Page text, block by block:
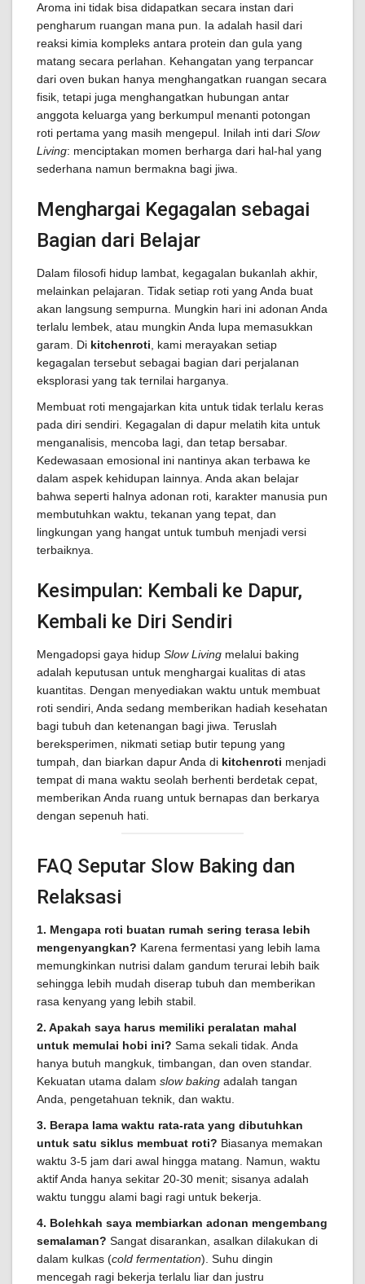
Aroma ini tidak bisa didapatkan secara instan dari
pengharum ruangan mana pun. Ia adalah hasil dari
reaksi kimia kompleks antara protein dan gula yang
matang secara perlahan. Kehangatan yang terpancar
dari oven bukan hanya menghangatkan ruangan secara
fisik, tetapi juga menghangatkan hubungan antar
anggota keluarga yang berkumpul menanti potongan
roti pertama yang masih mengepul. Inilah inti dari Slow
Living: menciptakan momen berharga dari hal-hal yang
sederhana namun bermakna bagi jiwa.
Menghargai Kegagalan sebagai
Bagian dari Belajar
Dalam filosofi hidup lambat, kegagalan bukanlah akhir,
melainkan pelajaran. Tidak setiap roti yang Anda buat
akan langsung sempurna. Mungkin hari ini adonan Anda
terlalu lembek, atau mungkin Anda lupa memasukkan
garam. Di kitchenroti , kami merayakan setiap
kegagalan tersebut sebagai bagian dari perjalanan
eksplorasi yang tak ternilai harganya.
Membuat roti mengajarkan kita untuk tidak terlalu keras
pada diri sendiri. Kegagalan di dapur melatih kita untuk
menganalisis, mencoba lagi, dan tetap bersabar.
Kedewasaan emosional ini nantinya akan terbawa ke
dalam aspek kehidupan lainnya. Anda akan belajar
bahwa seperti halnya adonan roti, karakter manusia pun
membutuhkan waktu, tekanan yang tepat, dan
lingkungan yang hangat untuk tumbuh menjadi versi
terbaiknya.
Kesimpulan: Kembali ke Dapur,
Kembali ke Diri Sendiri
Mengadopsi gaya hidup Slow Living melalui baking
adalah keputusan untuk menghargai kualitas di atas
kuantitas. Dengan menyediakan waktu untuk membuat
roti sendiri, Anda sedang memberikan hadiah kesehatan
bagi tubuh dan ketenangan bagi jiwa. Teruslah
bereksperimen, nikmati setiap butir tepung yang
tumpah, dan biarkan dapur Anda di kitchenroti menjadi
tempat di mana waktu seolah berhenti berdetak cepat,
memberikan Anda ruang untuk bernapas dan berkarya
dengan sepenuh hati.
FAQ Seputar Slow Baking dan
Relaksasi
1. Mengapa roti buatan rumah sering terasa lebih
mengenyangkan? Karena fermentasi yang lebih lama
memungkinkan nutrisi dalam gandum terurai lebih baik
sehingga lebih mudah diserap tubuh dan memberikan
rasa kenyang yang lebih stabil.
2. Apakah saya harus memiliki peralatan mahal
untuk memulai hobi ini? Sama sekali tidak. Anda
hanya butuh mangkuk, timbangan, dan oven standar.
Kekuatan utama dalam slow baking adalah tangan
Anda, pengetahuan teknik, dan waktu.
3. Berapa lama waktu rata-rata yang dibutuhkan
untuk satu siklus membuat roti? Biasanya memakan
waktu 3-5 jam dari awal hingga matang. Namun, waktu
aktif Anda hanya sekitar 20-30 menit; sisanya adalah
waktu tunggu alami bagi ragi untuk bekerja.
4. Bolehkah saya membiarkan adonan mengembang
semalaman? Sangat disarankan, asalkan dilakukan di
dalam kulkas (cold fermentation). Suhu dingin
mencegah ragi bekerja terlalu liar dan justru